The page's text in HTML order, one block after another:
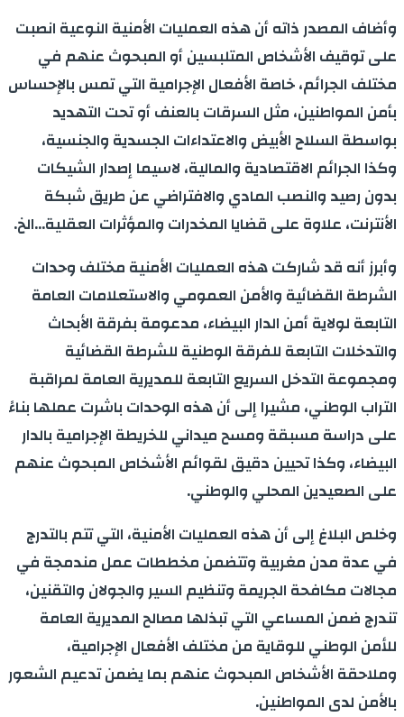
وأضاف المصدر ذاته أن هذه العمليات الأمنية النوعية انصبت
على توقيف الأشخاص المتلبسين أو المبحوث عنهم في
مختلف الجرائم، خاصة الأفعال الإجرامية التي تمس بالإحساس
بأمن المواطنين، مثل السرقات بالعنف أو تحت التهديد
بواسطة السلاح الأبيض والاعتداءات الجسدية والجنسية،
وكذا الجرائم الاقتصادية والمالية، لاسيما إصدار الشيكات
بدون رصيد والنصب المادي والافتراضي عن طريق شبكة
الأنترنت، علاوة على قضايا المخدرات والمؤثرات العقلية…الخ.
وأبرز أنه قد شاركت هذه العمليات الأمنية مختلف وحدات
الشرطة القضائية والأمن العمومي والاستعلامات العامة
التابعة لولاية أمن الدار البيضاء، مدعومة بفرقة الأبحاث
والتدخلات التابعة للفرقة الوطنية للشرطة القضائية
ومجموعة التدخل السريع التابعة للمديرية العامة لمراقبة
التراب الوطني، مشيرا إلى أن هذه الوحدات باشرت عملها بناءً
على دراسة مسبقة ومسح ميداني للخريطة الإجرامية بالدار
البيضاء، وكذا تحيين دقيق لقوائم الأشخاص المبحوث عنهم
على الصعيدين المحلي والوطني.
وخلص البلاغ إلى أن هذه العمليات الأمنية، التي تتم بالتدرج
في عدة مدن مغربية وتتضمن مخططات عمل مندمجة في
مجالات مكافحة الجريمة وتنظيم السير والجولان والتقنين،
تندرج ضمن المساعي التي تبذلها مصالح المديرية العامة
للأمن الوطني للوقاية من مختلف الأفعال الإجرامية،
وملاحقة الأشخاص المبحوث عنهم بما يضمن تدعيم الشعور
بالأمن لدى المواطنين.